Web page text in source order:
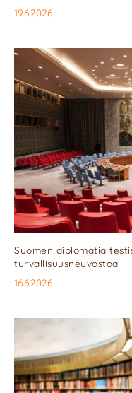
19.6.2026
Suomen diplomatia
turvallisuusneuvostoa
16.6.2026